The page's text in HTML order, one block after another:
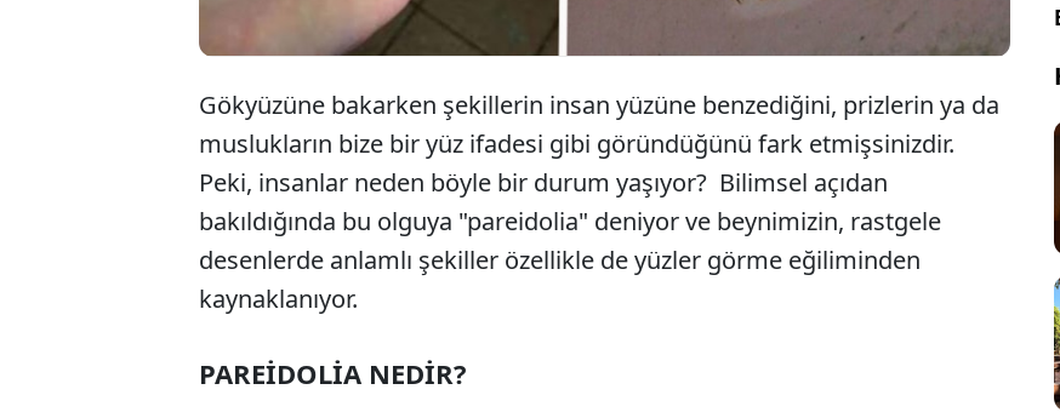
Gökyüzüne bakarken şekillerin insan yüzüne benzediğini, prizlerin ya da
muslukların bize bir yüz ifadesi gibi göründüğünü fark etmişsinizdir.
Peki, insanlar neden böyle bir durum yaşıyor? Bilimsel açıdan
bakıldığında bu olguya "pareidolia" deniyor ve beynimizin, rastgele
desenlerde anlamlı şekiller özellikle de yüzler görme eğiliminden
kaynaklanıyor.
PAREİDOLİA NEDİR?